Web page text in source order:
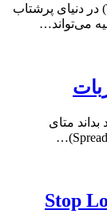
مزیت حذف خطای انسانی در معاملات (Trading) در دنیای پرشتاب
می‌تواند…
بداند متای